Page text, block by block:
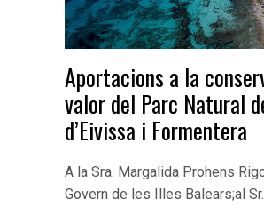
Aportacions a la
valor del Parc Natural
d’Eivissa i Formentera
A la Sra. Margalida Prohens
Govern de les Illes Balears;al